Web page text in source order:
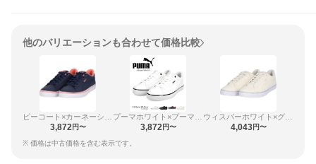
他のバリエーションも合わせて価格比較
3,872 円〜 3,872 円〜 4,043円〜
※ 価格は中古価格を含む表示です。